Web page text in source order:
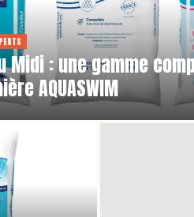
Midi : une gamme
AQUASWIM